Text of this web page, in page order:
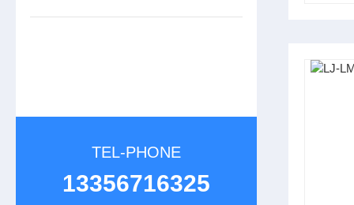
TEL-PHONE
13356716325